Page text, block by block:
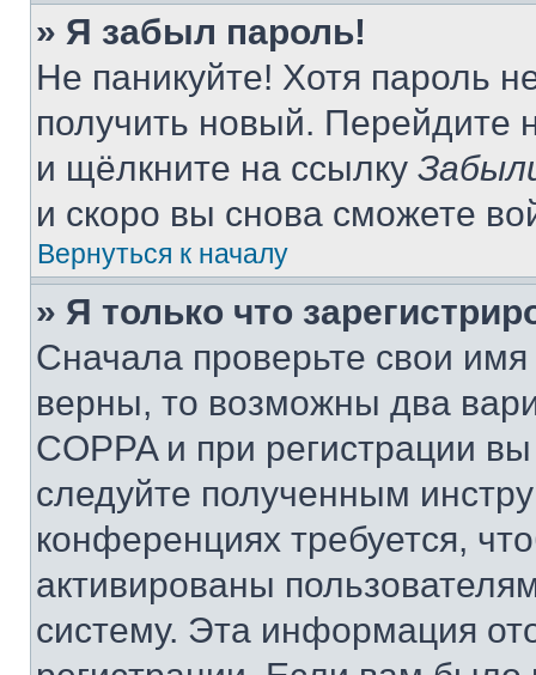
» Я забыл пароль!
Не паникуйте! Хотя пароль
получить новый. Перейдите
и щёлкните на ссылку
и скоро вы снова сможете
Вернуться к началу
» Я только что
Сначала проверьте свои
верны, то возможны два
COPPA и при регистрации
следуйте полученным
конференциях требуется,
активированы
систему. Эта информация